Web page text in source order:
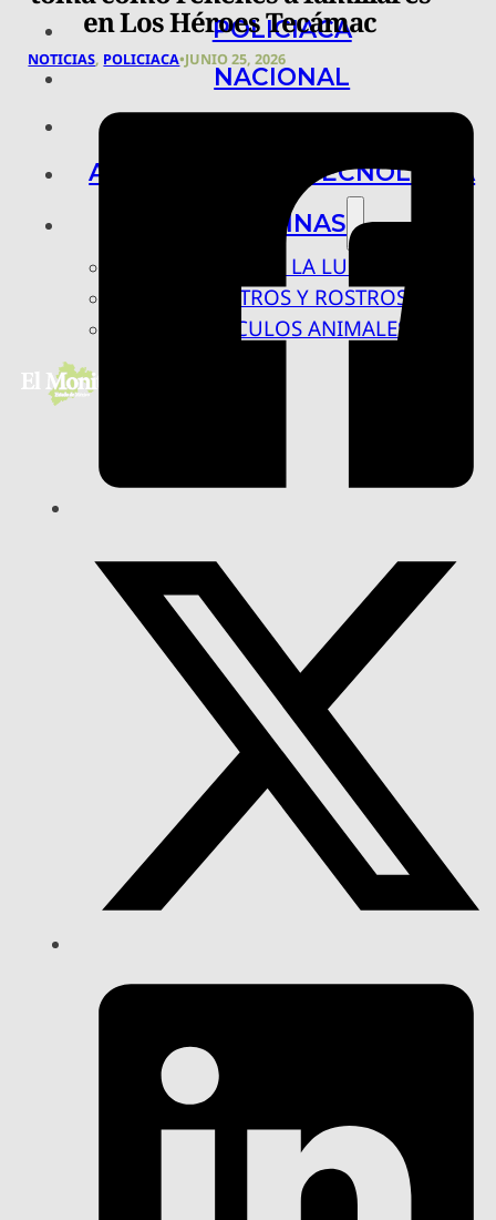
POLICIACA
NACIONAL
ARTE, CIENCIA Y TECNOLOGÍA
COLUMNAS
BAJO LA LUPA
RASTROS Y ROSTROS
VÍNCULOS ANIMALES
en Los Héroes Tecámac
NOTICIAS, POLICIACA•JUNIO 25, 2026